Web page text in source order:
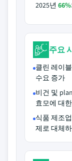
2025년 66%
주요
클린 레이
수요 증가
비건 및
효모에 대
식품 제조
제로 대체